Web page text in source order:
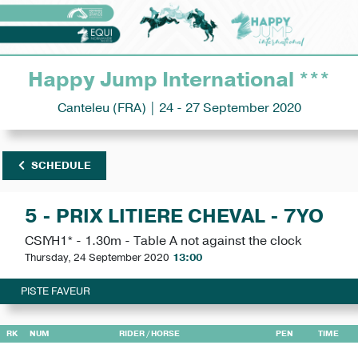
Happy Jump International ***
Canteleu (FRA) | 24 - 27 September 2020
SCHEDULE
5 - PRIX LITIERE CHEVAL - 7YO
CSIYH1* - 1.30m - Table A not against the clock
Thursday, 24 September 2020 13:00
PISTE FAVEUR
RK NUM RIDER / HORSE PEN TIME